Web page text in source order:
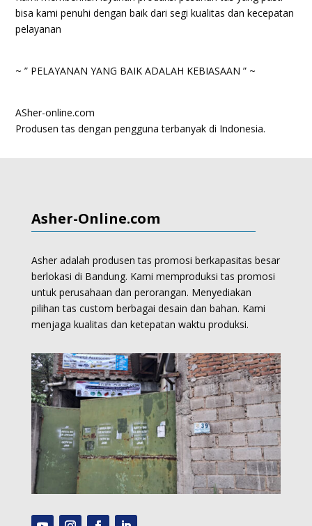
bisa kami penuhi dengan baik dari segi kualitas dan kecepatan
pelayanan
~ ” PELAYANAN YANG BAIK ADALAH KEBIASAAN ” ~
ASher-online.com
Produsen tas dengan pengguna terbanyak di Indonesia.
Asher-Online.com
Asher adalah produsen tas promosi berkapasitas besar
berlokasi di Bandung. Kami memproduksitas promosi
untuk perusahaan dan perorangan. Menyediakan
pilihan tas custom berbagai desain dan bahan. Kami
menjaga kualitas dan ketepatan waktu produksi.